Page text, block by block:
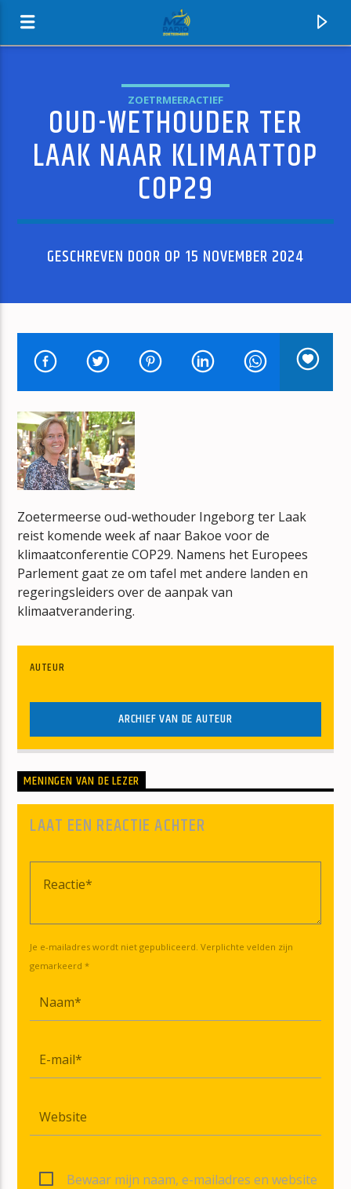
MZ-RADIO
HUIDIG NUMMER
T FUST VOL MUZIEK
ARNOLD OVERHAART
ZOETRMEERACTIEF
OUD-WETHOUDER TER
LAAK NAAR KLIMAATTOP
COP29
GESCHREVEN DOOR OP 15 NOVEMBER 2024
Zoetermeerse oud-wethouder Ingeborg ter Laak
reist komende week af naar Bakoe voor de
klimaatconferentie COP29. Namens het Europees
Parlement gaat ze om tafel met andere landen en
regeringsleiders over de aanpak van
klimaatverandering.
AUTEUR
ARCHIEF VAN DE AUTEUR
MENINGEN VAN DE LEZER
LAAT EEN REACTIE ACHTER
Je e-mailadres wordt niet gepubliceerd. Verplichte velden zijn
gemarkeerd *
Bewaar mijn naam, e-mailadres en website